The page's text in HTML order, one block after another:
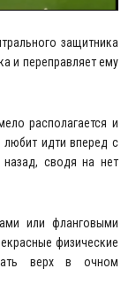
защитника
и переправляет ему
располагается и
любит идти вперед с
сводя на нет
или фланговыми
физические
верх в очном